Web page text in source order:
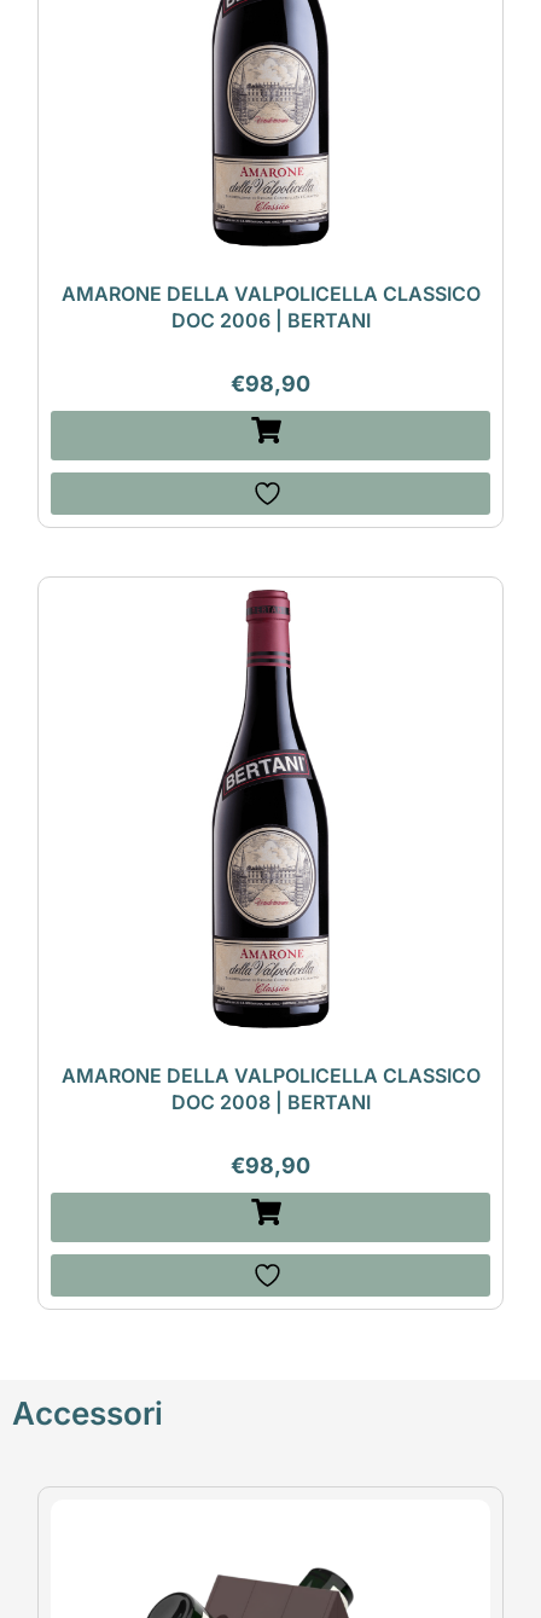
AMARONE DELLA VALPOLICELLA CLASSICO
DOC 2006 | BERTANI
€98,90
AMARONE DELLA VALPOLICELLA CLASSICO
DOC 2008 | BERTANI
€98,90
Accessori